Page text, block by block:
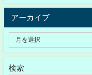
アーカイブ
検索